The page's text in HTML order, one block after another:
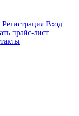
Регистрация Вход
прайс-лист